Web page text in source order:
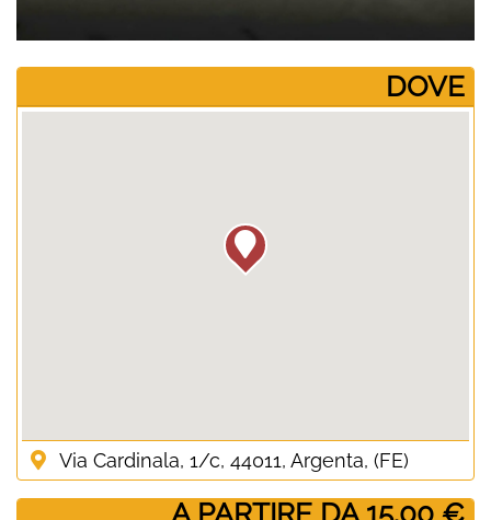
­DOVE
Via Cardinala, 1/c, 44011, Argenta, (FE)
­ A PARTIRE DA 15.00 €